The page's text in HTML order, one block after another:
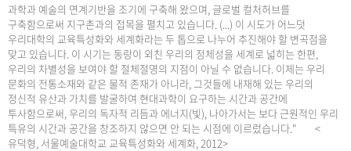
과학과 예술의 연계기반을 조기에 구축해 왔으며, 글로벌 컬처허브를
구축함으로써 지구촌과의 접목을 펼치고 있습니다. (...) 이 시도가 어느덧
우리대학의 교육특성화와 세계화라는 두 톱으로 나누어 추진해야 할 변곡점을
맞고 있습니다. 이 시기는 동랑이 외친 우리의 정체성을 세계로 넓히는 한편,
우리의 차별성을 보여야 할 절체절명의 지점이 아닐 수 없습니다. 이제는 우리
문화의 전통소재와 같은 물적 존재가 아니라, 그것들에 내재해 있는 우리의
정신적 유산과 가치를 발굴하여 현대과학이 요구하는 시간과 공간에
투사함으로써, 우리의 독자적 리듬과 에너지(빛), 나아가서는 보다 근원적인 우리
특유의 시간과 공간을 창조하지 않으면 안 되는 시점에 이르렀습니다." <
유덕형, 서울예술대학교 교육특성화와 세계화, 2012>